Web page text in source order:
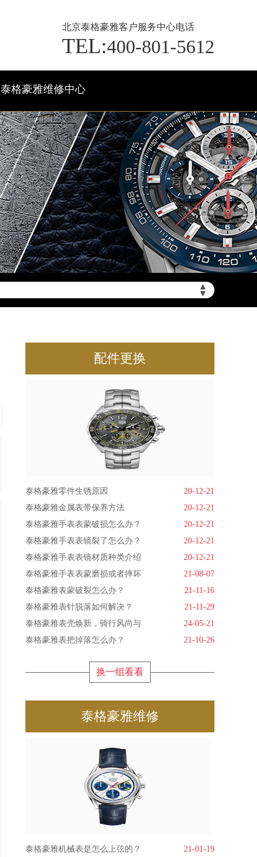
北京泰格豪雅客户服务中心电话
TEL:400-801-5612
泰格豪雅维修中心
▲
▼
配件更换
泰格豪雅零件生锈原因
20-12-21
泰格豪雅金属表带保养方法
20-12-21
泰格豪雅手表表蒙破损怎么办？
20-12-21
泰格豪雅手表表镜裂了怎么办？
20-12-21
泰格豪雅手表表镜材质种类介绍
20-12-21
泰格豪雅手表表蒙磨损或者摔坏
21-08-07
泰格豪雅表蒙破裂怎么办？
21-11-16
泰格豪雅表针脱落如何解决？
21-11-29
泰格豪雅表壳焕新，骑行风尚与
24-05-21
泰格豪雅表把掉落怎么办？
21-10-26
换一组看看
泰格豪雅维修
泰格豪雅机械表是怎么上弦的？
21-01-19